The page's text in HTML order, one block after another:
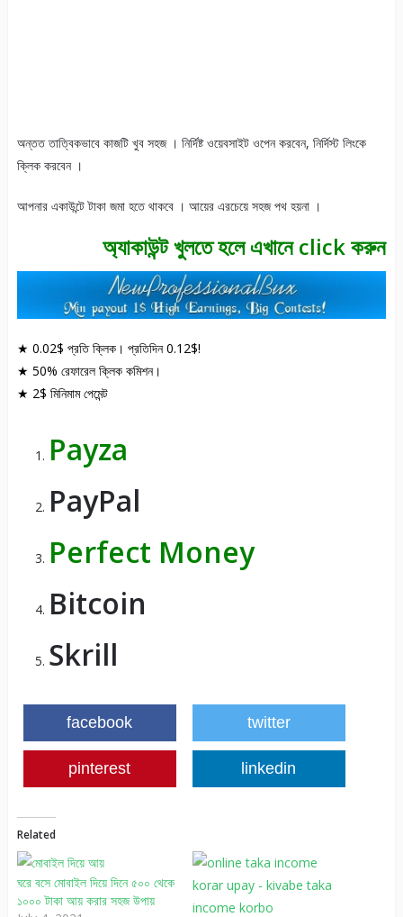
অন্তত তাত্বিকভাবে কাজটি খুব সহজ । নির্দিষ্ট ওয়েবসাইট ওপেন করবেন, নির্দিস্ট লিংকে
ক্লিক করবেন ।
আপনার একাউন্টে টাকা জমা হতে থাকবে । আয়ের এরচেয়ে সহজ পথ হয়না ।
অ্যাকাউন্ট খুলতে হলে এখানে click করুন
★ 0.02$ প্রতি ক্লিক। প্রতিদিন 0.12$!
★ 50% রেফারেল ক্লিক কমিশন।
★ 2$ মিনিমাম পেমেন্ট
Payza
PayPal
Perfect Money
Bitcoin
Skrill
facebook twitter
pinterest linkedin
Related
ঘরে বসে মোবাইল দিয়ে দিনে ৫০০ থেকে
১০০০ টাকা আয় করার সহজ উপায়